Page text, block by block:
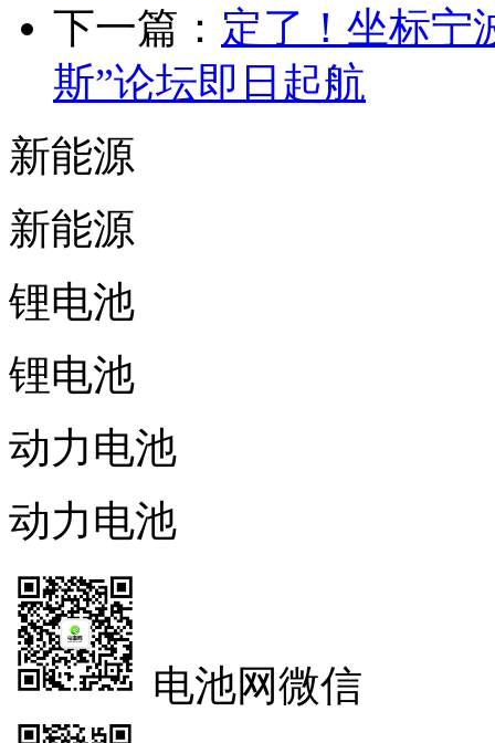
下一篇： 定了！坐标宁
斯”论坛即日起航
新能源
新能源
锂电池
锂电池
动力电池
动力电池
电池网微信